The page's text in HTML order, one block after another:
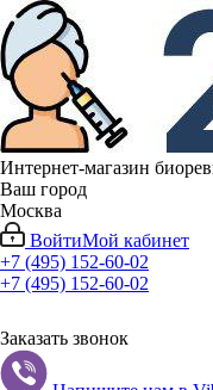
Интернет-магазин
Ваш город
Москва
ВойтиМой кабинет
+7 (495) 152-60-02
+7 (495) 152-60-02
Заказать звонок